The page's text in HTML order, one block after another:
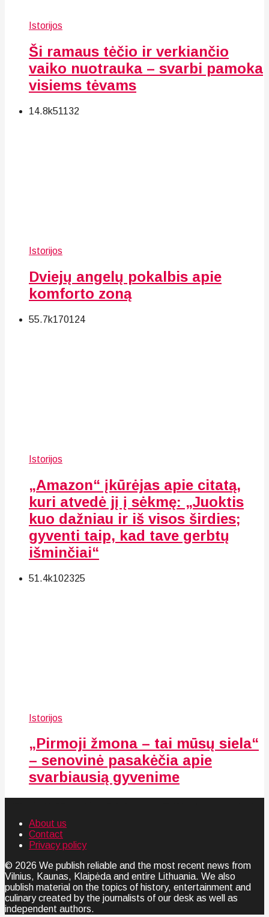
Istorijos
Ši ramaus tėčio ir verkiančio
vaiko nuotrauka – svarbi pamoka
visiems tėvams
14.8k51 132
Istorijos
Dviejų angelų pokalbis apie
komforto zoną
55.7k170124
Istorijos
„Amazon“ įkūrėjas apie citatą,
kuri atvedė jį į sėkmę: „Juoktis
kuo dažniau ir iš visos širdies;
gyventi taip, kad tave gerbtų
išminčiai“
51.4k102325
Istorijos
„Pirmoji žmona – tai mūsų siela“
– senovinė pasakėčia apie
svarbiausią gyvenime
About us
Contact
Privacy policy
© 2026 We publish reliable and the most recent news from
Vilnius, Kaunas, Klaipėda and entire Lithuania. We also
publish material on the topics of history, entertainment and
culinary created by the journalists of our desk as well as
independent authors.